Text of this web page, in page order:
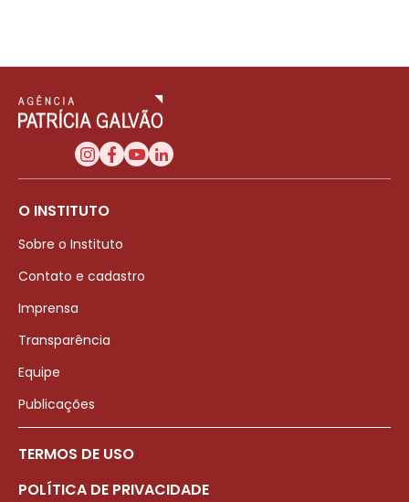
O INSTITUTO
Sobre o Instituto
Contato e cadastro
Imprensa
Transparência
Equipe
Publicações
TERMOS DE USO
POLÍTICA DE PRIVACIDADE